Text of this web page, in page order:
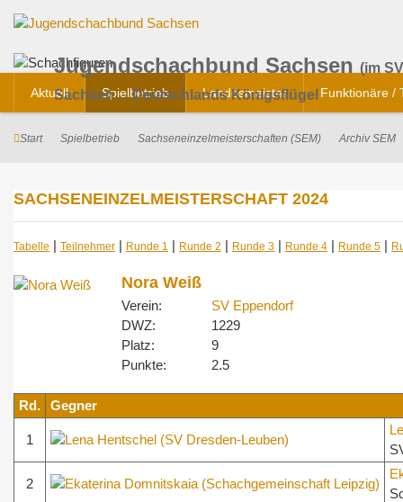
Jugendschachbund Sachsen (im
Sachsen ... Deutschlands Königsflügel
Aktuell Spielbetrieb Landesmeister Funktionäre /
Start Spielbetrieb Sachseneinzelmeisterschaften (SEM) Archiv SEM
SACHSENEINZELMEISTERSCHAFT 2024
Tabelle | Teilnehmer | Runde 1 | Runde 2 | Runde 3 | Runde 4 | Runde 5 |
Nora Weiß
Verein:
SV Eppendorf
DWZ:
1229
Platz:
9
Punkte:
2.5
Rd. Gegner
1
2